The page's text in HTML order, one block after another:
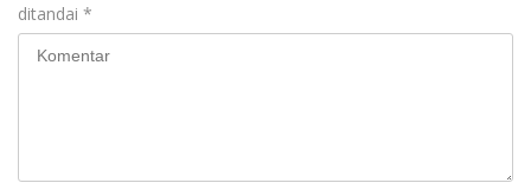
ditandai *